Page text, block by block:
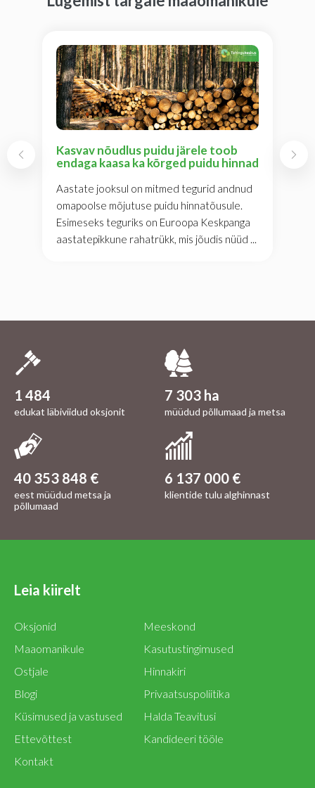
Kasvav nõudlus puidu järele toob
endaga kaasa ka kõrged puidu hinnad
Aastate jooksul on mitmed tegurid andnud
omapoolse mõjutuse puidu hinnatõusule.
Esimeseks teguriks on Euroopa Keskpanga
aastatepikkune rahatrükk, mis jõudis nüüd ...
1 484
edukat läbiviidud oksjonit
7 303 ha
müüdud põllumaad ja metsa
40 353 848 €
eest müüdud metsa ja
põllumaad
6 137 000 €
klientide tulu alghinnast
Leia kiirelt
Oksjonid
Maaomanikule
Ostjale
Blogi
Küsimused ja vastused
Ettevõttest
Kontakt
Meeskond
Kasutustingimused
Hinnakiri
Privaatsuspoliitika
Halda Teavitusi
Kandideeri tööle